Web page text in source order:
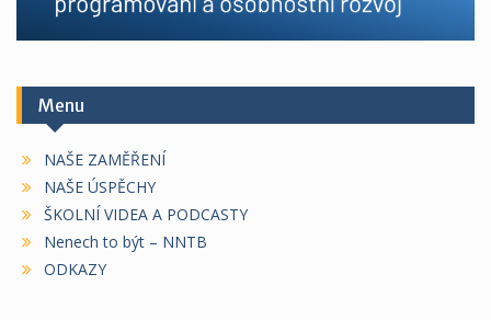
Menu
NAŠE ZAMĚŘENÍ
NAŠE ÚSPĚCHY
ŠKOLNÍ VIDEA A PODCASTY
Nenech to být – NNTB
ODKAZY